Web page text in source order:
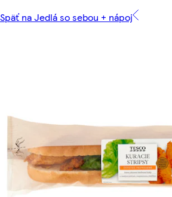
Späť na Jedlá so sebou + nápoj